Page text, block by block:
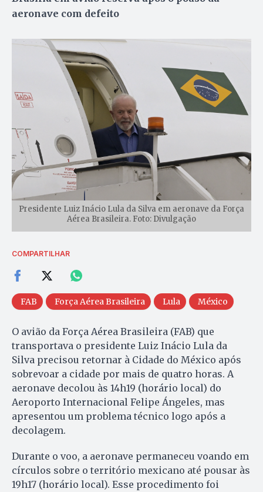
aeronave com defeito
Presidente Luiz Inácio Lula da Silva em aeronave da Força
Aérea Brasileira. Foto: Divulgação
COMPARTILHAR
FAB Força Aérea Brasileira Lula México
O avião da Força Aérea Brasileira (FAB) que
transportava o presidente Luiz Inácio Lula da
Silva precisou retornar à Cidade do México após
sobrevoar a cidade por mais de quatro horas. A
aeronave decolou às 14h19 (horário local) do
Aeroporto Internacional Felipe Ángeles, mas
apresentou um problema técnico logo após a
decolagem.
Durante o voo, a aeronave permaneceu voando em
círculos sobre o território mexicano até pousar às
19h17 (horário local). Esse procedimento foi